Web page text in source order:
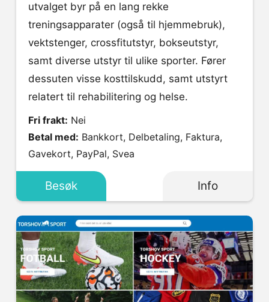
utvalget byr på en lang rekke
treningsapparater (også til hjemmebruk),
vektstenger, crossfitutstyr, bokseutstyr,
samt diverse utstyr til ulike sporter. Fører
dessuten visse kosttilskudd, samt utstyrt
relatert til rehabilitering og helse.
Fri frakt: Nei
Betal med:
Gavekort, PayPal, Svea
Besøk Info